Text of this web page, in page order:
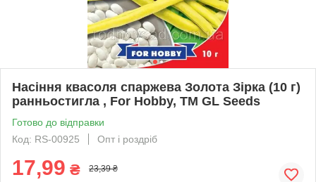
Насіння квасоля спаржева Золота Зірка (10 г)
ранньостигла , For Hobby, TM GL Seeds
Готово до відправки
Код: RS-00925
Опт і роздріб
17,99 ₴ 23,39 ₴